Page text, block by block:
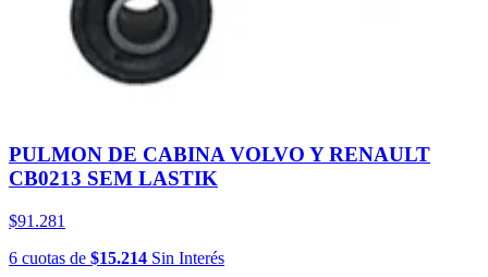
PULMON DE CABINA VOLVO Y RENAULT
CB0213 SEM LASTIK
$91.281
6 cuotas de $15.214 Sin Interés